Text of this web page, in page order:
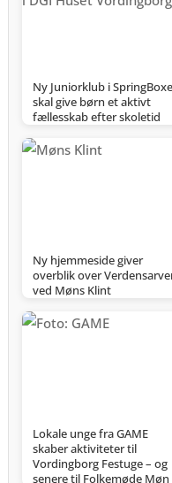
Ny Juniorklub i
skal give børn et aktivt
fællesskab efter skoletid
Ny hjemmeside giver
overblik over
ved Møns Klint
Lokale unge fra GAME
skaber aktiviteter til
Vordingborg Festuge – og
senere til Folkemøde Møn